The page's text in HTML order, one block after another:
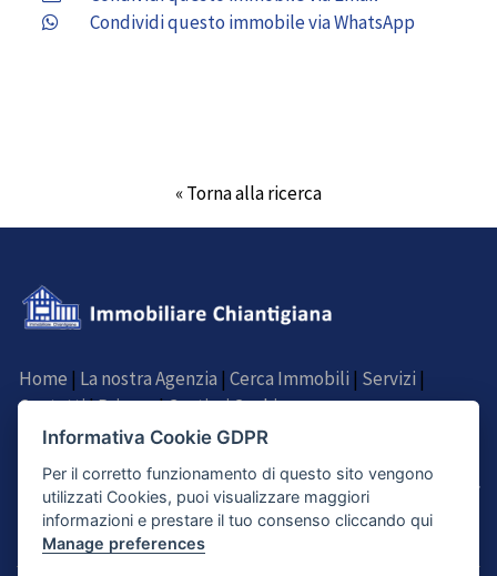
Condividi questo immobile via WhatsApp
« Torna alla ricerca
Home | La nostra Agenzia | Cerca Immobili | Servizi |
Contatti|Privacy|Gestisci Cookie
SEGUICI SU
Informativa Cookie GDPR
Per il corretto funzionamento di questo sito vengono
utilizzati Cookies, puoi visualizzare maggiori
informazioni e prestare il tuo consenso cliccando qui
Manage preferences